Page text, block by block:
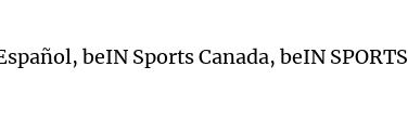
beIN Sports Canada, beIN SPORTS